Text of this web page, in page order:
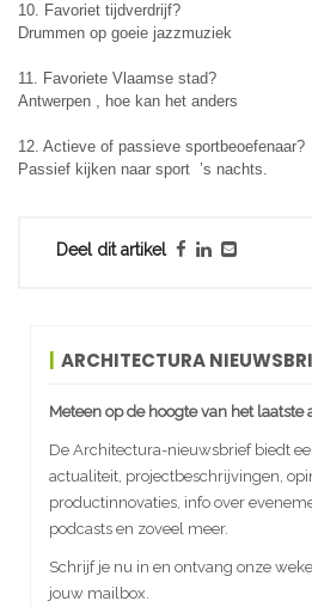
10. Favoriet tijdverdrijf?
Drummen op goeie jazzmuziek
11. Favoriete Vlaamse stad?
Antwerpen , hoe kan het anders
12. Actieve of passieve sportbeoefenaar?
Passief kijken naar sport ’s nachts.
Deel dit artikel
ARCHITECTURA
Meteen op de hoogte van het
De Architectura-nieuwsbrief biedt
actualiteit, projectbeschrijvingen,
productinnovaties, info over
podcasts en zoveel meer.
Schrijf je nu in en ontvang onze
jouw mailbox.